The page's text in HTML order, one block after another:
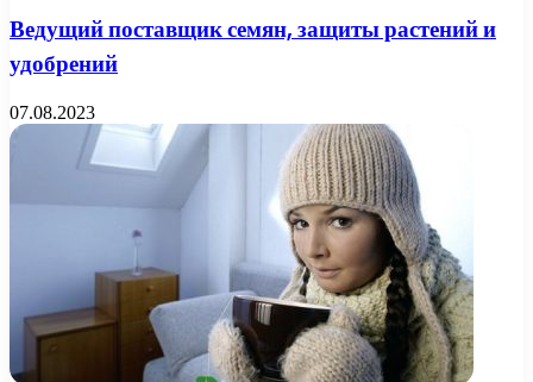
Ведущий поставщик семян, защиты растений и
удобрений
07.08.2023